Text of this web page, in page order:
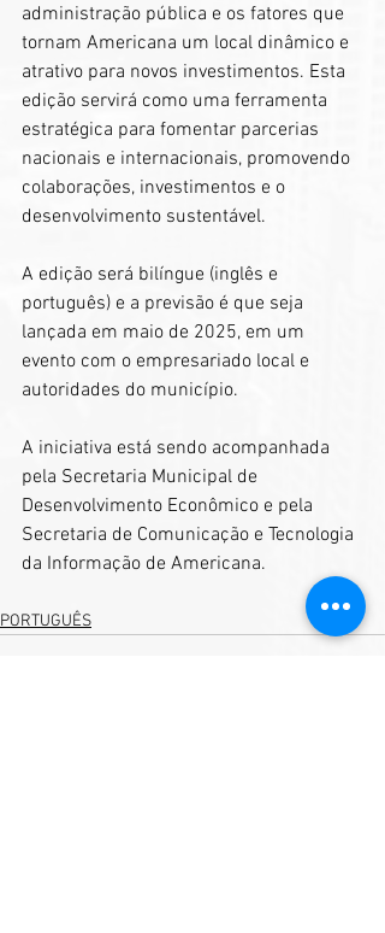
administração pública e os fatores que
tornam Americana um local dinâmico e
atrativo para novos investimentos. Esta
edição servirá como uma ferramenta
estratégica para fomentar parcerias
nacionais e internacionais, promovendo
colaborações, investimentos e o
desenvolvimento sustentável.
A edição será bilíngue (inglês e
português) e a previsão é que seja
lançada em maio de 2025, em um
evento com o empresariado local e
autoridades do município.
A iniciativa está sendo acompanhada
pela Secretaria Municipal de
Desenvolvimento Econômico e pela
Secretaria de Comunicação e Tecnologia
da Informação de Americana.
PORTUGUÊS